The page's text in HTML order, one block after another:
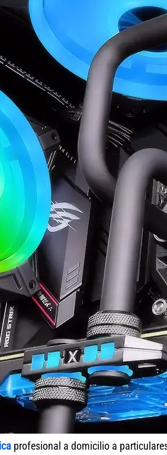
profesional a domicilio a